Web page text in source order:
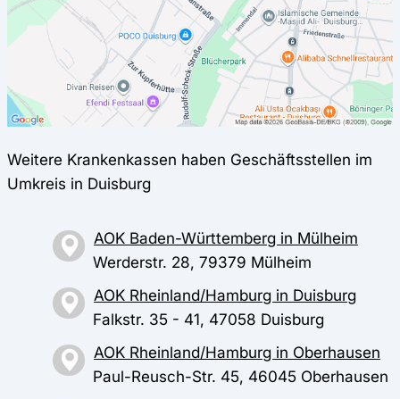
Weitere Krankenkassen haben Geschäftsstellen im
Umkreis in Duisburg
AOK Baden-Württemberg in Mülheim
Werderstr. 28, 79379 Mülheim
AOK Rheinland/Hamburg in Duisburg
Falkstr. 35 - 41, 47058 Duisburg
AOK Rheinland/Hamburg in Oberhausen
Paul-Reusch-Str. 45, 46045 Oberhausen